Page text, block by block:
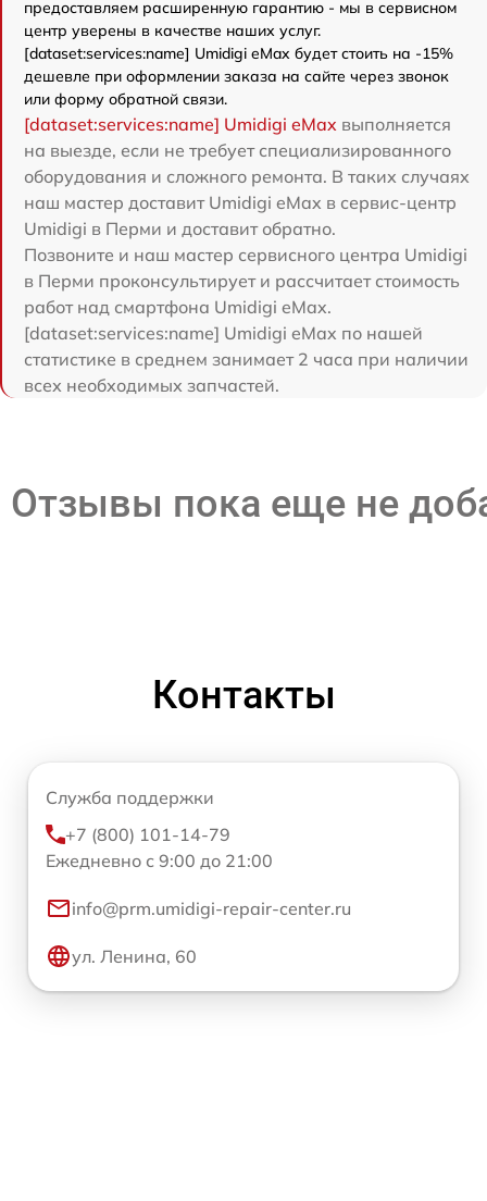
предоставляем расширенную гарантию - мы в сервисном
центр уверены в качестве наших услуг.
[dataset:services:name] Umidigi eMax будет стоить на -15%
дешевле при оформлении заказа на сайте через звонок
или форму обратной связи.
[dataset:services:name] Umidigi eMax выполняется
на выезде, если не требует специализированного
оборудования и сложного ремонта. В таких случаях
наш мастер доставит Umidigi eMax в сервис-центр
Umidigi в Перми и доставит обратно.
Позвоните и наш мастер сервисного центра Umidigi
в Перми проконсультирует и рассчитает стоимость
работ над смартфона Umidigi eMax.
[dataset:services:name] Umidigi eMax по нашей
статистике в среднем занимает 2 часа при наличии
всех необходимых запчастей.
Отзывы пока еще не
Контакты
Служба поддержки
+7 (800) 101-14-79
Ежедневно с 9:00 до 21:00
info@prm.umidigi-repair-center.ru
ул. Ленина, 60